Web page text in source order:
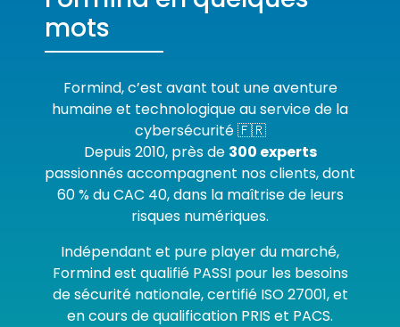
mots
Formind, c’est avant tout une aventure
humaine et technologique au service de la
cybersécurité 🇫🇷
Depuis 2010, près de 300 experts
passionnés accompagnent nos clients, dont
60 % du CAC 40, dans la maîtrise de leurs
risques numériques.
Indépendant et pure player du marché,
Formind est qualifié PASSI pour les besoins
de sécurité nationale, certifié ISO 27001, et
en cours de qualification PRIS et PACS.